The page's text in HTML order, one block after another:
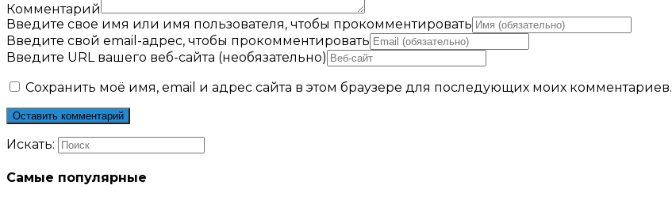
Комментарий
Введите свое имя или имя пользователя, чтобы прокомментировать
Введите свой email-адрес, чтобы прокомментировать
Введите URL вашего веб-сайта (необязательно)
Сохранить моё имя, email и адрес сайта в этом браузере для последующих моих комментариев.
Искать:
Самые популярные